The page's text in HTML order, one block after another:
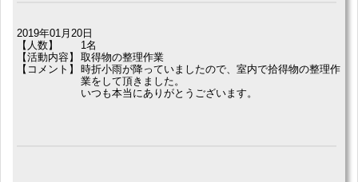
2019年01月20日
【人数】
1名
【活動内容】
取得物の整理作業
【コメント】
時折小雨が降っていましたので、室内で拾得物の整理作
業をして頂きました。
いつも本当にありがとうございます。